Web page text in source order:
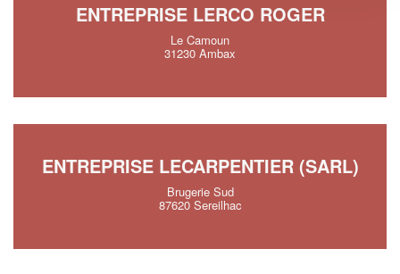
ENTREPRISE LERCO ROGER
Le Camoun
31230 Ambax
ENTREPRISE LECARPENTIER (SARL)
Brugerie Sud
87620 Sereilhac